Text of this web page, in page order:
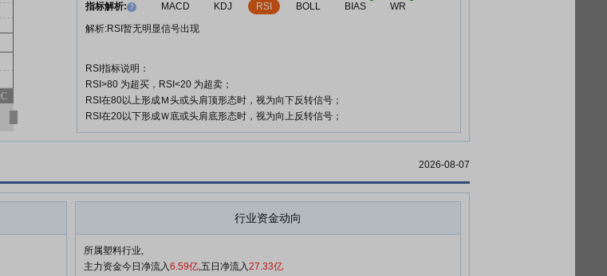
指标解析: MACD KDJ RSI BOLL BIAS
WR
解析:RSI暂无明显信号出现
RSI指标说明：
RSI>80 为超买，RSI<20 为超卖；
RSI在80以上形成Ｍ头或头肩顶形态时，视为向下反转信号；
RSI在20以下形成Ｗ底或头肩底形态时，视为向上反转信号；
2026-08-07
行业资金动向
所属塑料行业,
主力资金今日净流入6.59亿,五日净流入27.33亿